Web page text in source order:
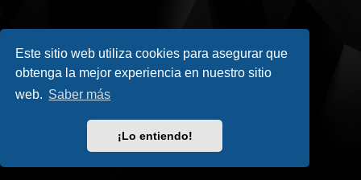
Este sitio web utiliza cookies para asegurar que
obtenga la mejor experiencia en nuestro sitio
web. Saber más
¡Lo entiendo!